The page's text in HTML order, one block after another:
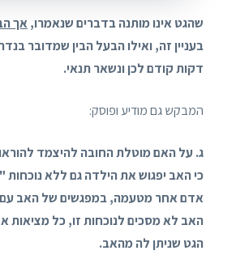
שהגט אינו מותנה בדברים שנאמרו, אך
דקות קודם לכן ונשאר תנאי.
המבקש גם מודיע ופוסק:
ג. על האם מוטלת החובה להיצמד
כי האב יפגוש את הילדה גם ללא נוכחות
אדם אחר מטעמה, במפגשים של האב
האב לא מסכים לנוכחות זו, כל
הגט שניתן לה מהאב.